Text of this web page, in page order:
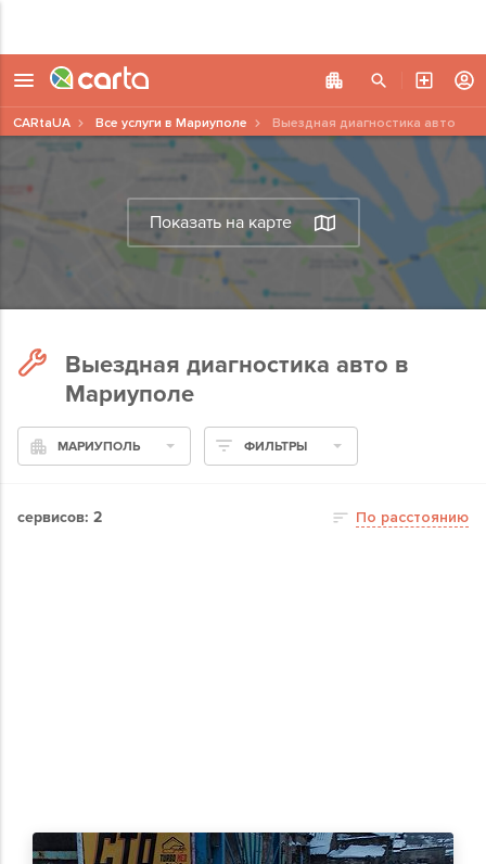
Показать на карте
CARtaUA Все услуги в Мариуполе Выездная диагностика авто
Выездная диагностика авто в
Мариуполе
МАРИУПОЛЬ ФИЛЬТРЫ
сервисов: 2 По расстоянию